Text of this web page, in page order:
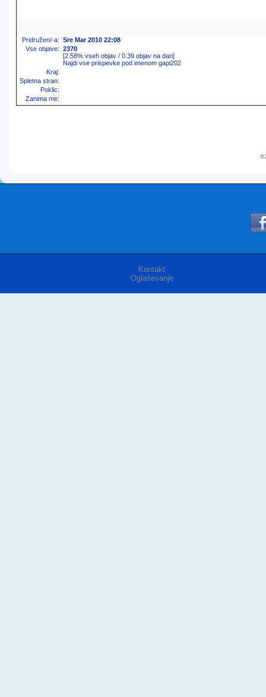
Pridružen/-a: Sre Mar 2010 22:08
Vse objave: 2370
[2.58% vseh objav / 0.39 objav na dan]
Najdi vse prispevke pod imenom gapi202
Kraj:
Spletna stran:
Poklic:
Zanima me:
©
Kontakt
Oglaševanje